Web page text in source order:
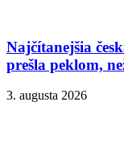
Najčítanejšia
prešla peklom,
3. augusta 2026